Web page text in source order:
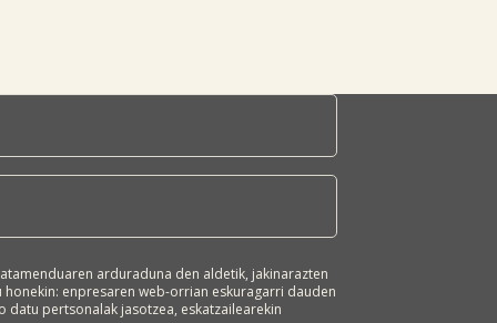
tratamenduaren arduraduna den aldetik, jakinarazten
enpresaren web-orrian eskuragarri dauden
pertsonalak jasotzea, eskatzailearekin